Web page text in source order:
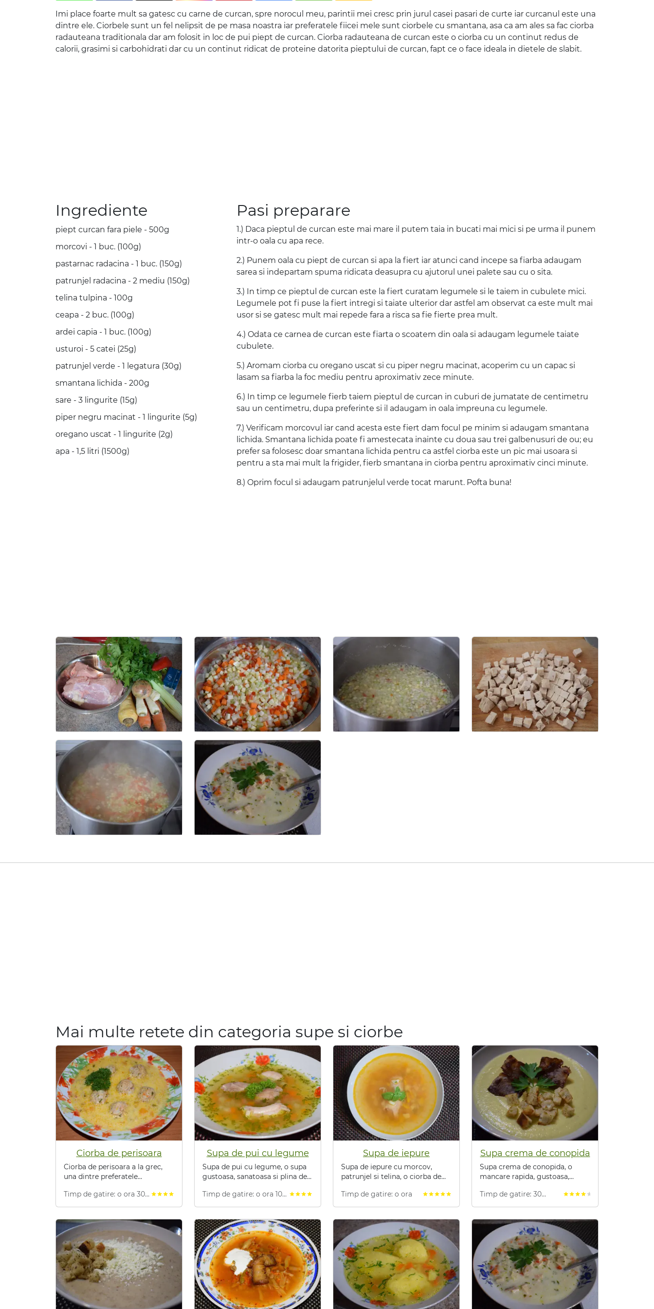
Imi place foarte mult sa gatesc cu carne de curcan, spre norocul meu, parintii mei cresc prin jurul casei pasari de curte iar curcanul este una
dintre ele. Ciorbele sunt un fel nelipsit de pe masa noastra iar preferatele fiicei mele sunt ciorbele cu smantana, asa ca am ales sa fac ciorba
radauteana traditionala dar am folosit in loc de pui piept de curcan. Ciorba radauteana de curcan este o ciorba cu un continut redus de
calorii, grasimi si carbohidrati dar cu un continut ridicat de proteine datorita pieptului de curcan, fapt ce o face ideala in dietele de slabit.
Ingrediente
piept curcan fara piele - 500g
morcovi - 1 buc. (100g)
pastarnac radacina - 1 buc. (150g)
patrunjel radacina - 2 mediu (150g)
telina tulpina - 100g
ceapa - 2 buc. (100g)
ardei capia - 1 buc. (100g)
usturoi - 5 catei (25g)
patrunjel verde - 1 legatura (30g)
smantana lichida - 200g
sare - 3 lingurite (15g)
piper negru macinat - 1 lingurite (5g)
oregano uscat - 1 lingurite (2g)
apa - 1,5 litri (1500g)
Pasi preparare
1.) Daca pieptul de curcan este mai mare il putem taia in bucati mai mici si pe urma il punem
intr-o oala cu apa rece.
2.) Punem oala cu piept de curcan si apa la fiert iar atunci cand incepe sa fiarba adaugam
sarea si indepartam spuma ridicata deasupra cu ajutorul unei palete sau cu o sita.
3.) In timp ce pieptul de curcan este la fiert curatam legumele si le taiem in cubulete mici.
Legumele pot fi puse la fiert intregi si taiate ulterior dar astfel am observat ca este mult mai
usor si se gatesc mult mai repede fara a risca sa fie fierte prea mult.
4.) Odata ce carnea de curcan este fiarta o scoatem din oala si adaugam legumele taiate
cubulete.
5.) Aromam ciorba cu oregano uscat si cu piper negru macinat, acoperim cu un capac si
lasam sa fiarba la foc mediu pentru aproximativ zece minute.
6.) In timp ce legumele fierb taiem pieptul de curcan in cuburi de jumatate de centimetru
sau un centimetru, dupa preferinte si il adaugam in oala impreuna cu legumele.
7.) Verificam morcovul iar cand acesta este fiert dam focul pe minim si adaugam smantana
lichida. Smantana lichida poate fi amestecata inainte cu doua sau trei galbenusuri de ou; eu
prefer sa folosesc doar smantana lichida pentru ca astfel ciorba este un pic mai usoara si
pentru a sta mai mult la frigider, fierb smantana in ciorba pentru aproximativ cinci minute.
8.) Oprim focul si adaugam patrunjelul verde tocat marunt. Pofta buna!
Mai multe retete din categoria supe si ciorbe
Ciorba de perisoara
Ciorba de perisoara a la grec,
una dintre preferatele
in familie.
Timp de gatire: o ora 30
starstarstarstar
Supa de pui cu legume
Supa de pui cu legume, o supa
gustoasa, sanatoasa si plina de
Timp de gatire: o ora 10
starstarstarstar
Supa de iepure
Supa de iepure cu morcov,
patrunjel si telina, o ciorba de
aromata.
Timp de gatire: o ora starstarstarstarstar
Supa crema de conopida
Supa crema de conopida, o
mancare rapida, gustoasa,
Timp de gatire: 30
starstarstarstar star